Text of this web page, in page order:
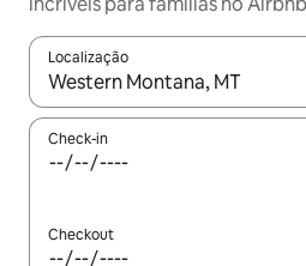
Localização
Quando os resultados
Check-in
Checkout